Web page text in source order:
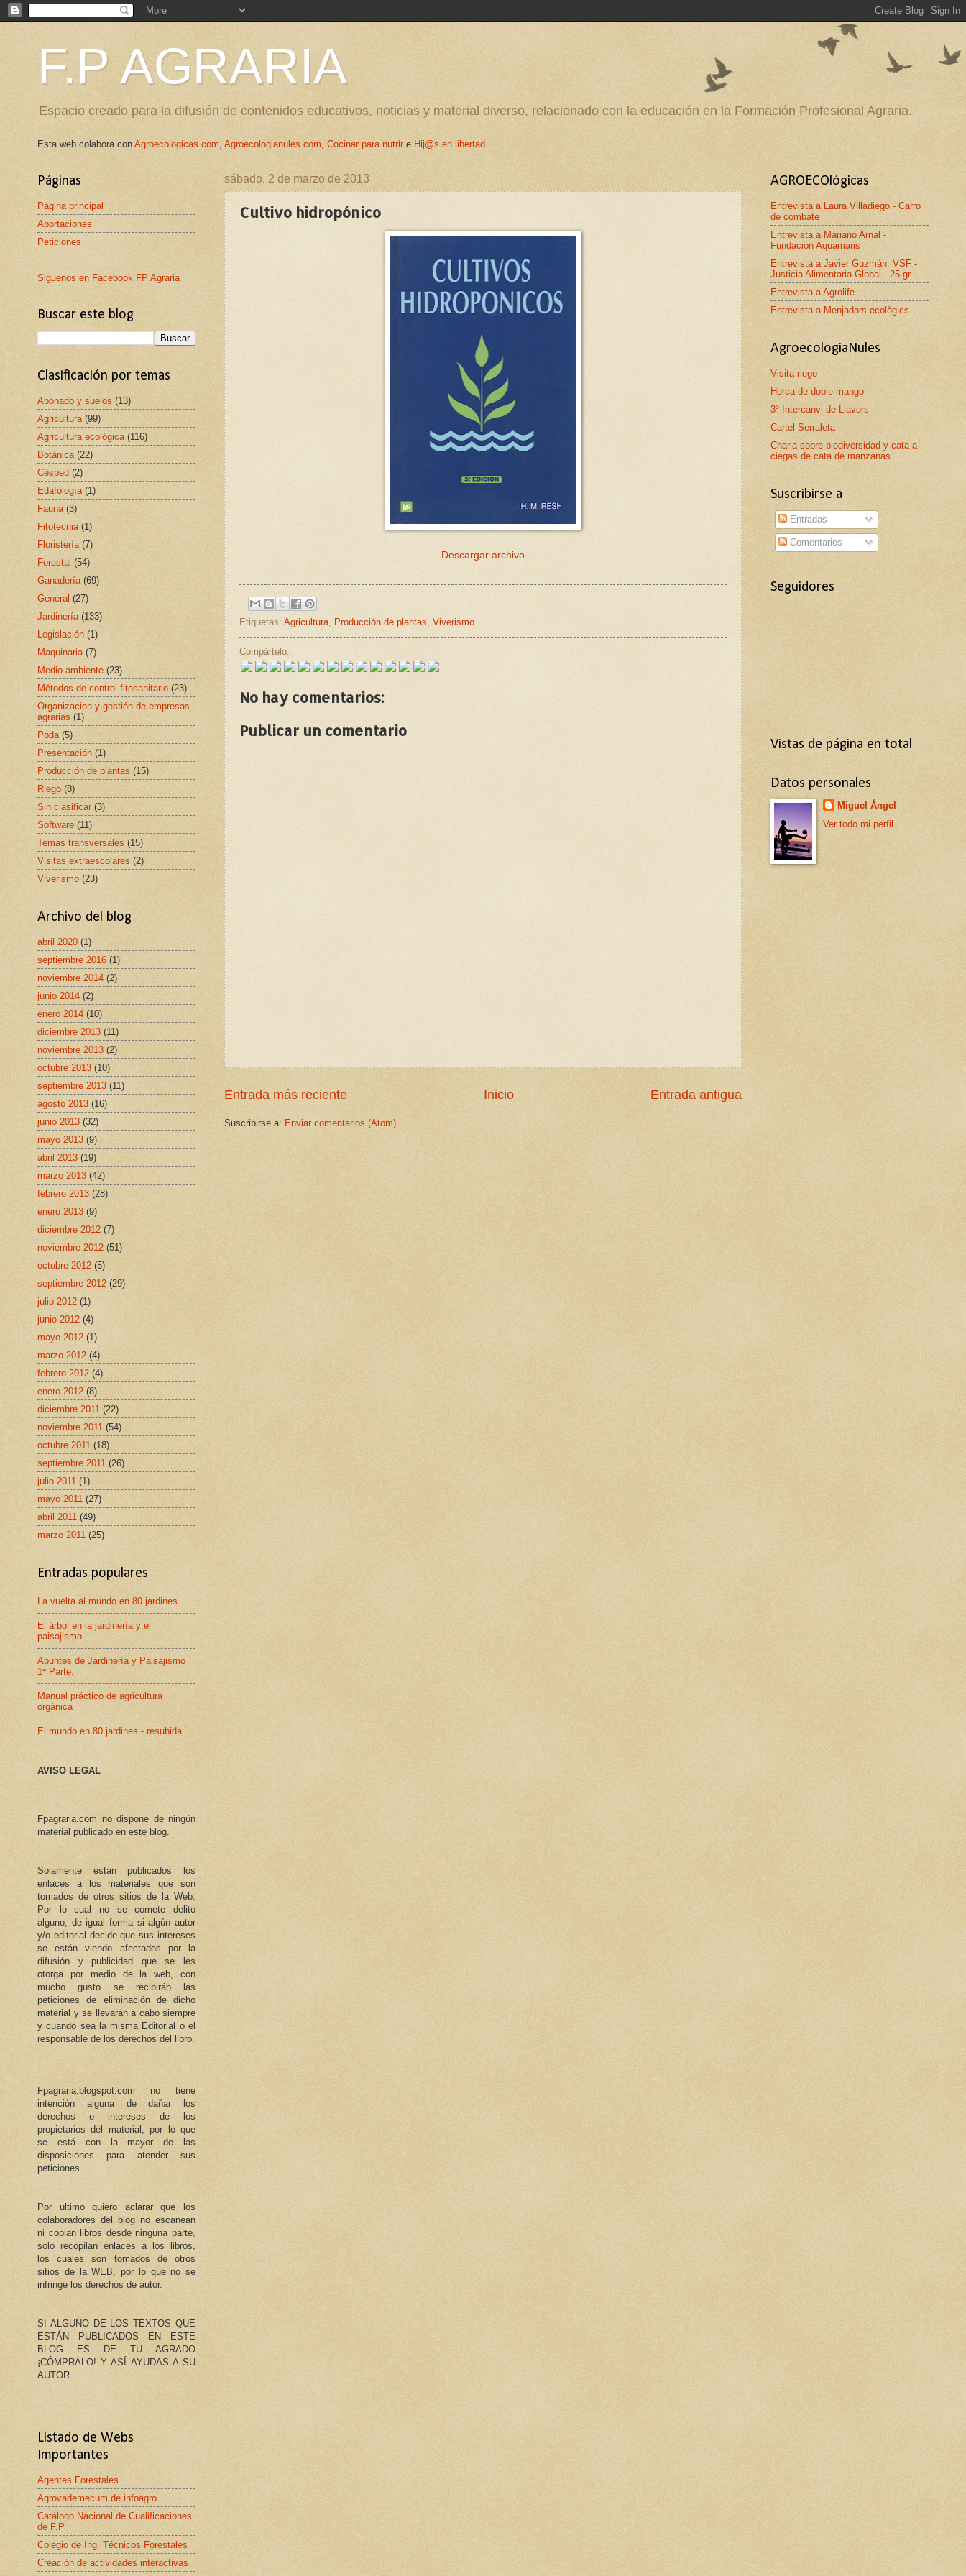
F.P AGRARIA
Espacio creado para la difusión de contenidos educativos, noticias y material diverso, relacionado con la educación en la Formación Profesional Agraria.
Esta web colabora con Agroecologicas.com, Agroecologianules.com, Cocinar para nutrir e Hij@s en libertad.
sábado, 2 de marzo de 2013
Cultivo hidropónico
Descargar archivo
Etiquetas: Agricultura, Producción de plantas, Viverismo
Compártelo:
No hay comentarios:
Publicar un comentario
Entrada más reciente Entrada antigua
Inicio
Suscribirse a: Enviar comentarios (Atom)
Páginas
Página principal
Aportaciones
Peticiones
Siguenos en Facebook FP Agraria
Buscar este blog
Clasificación por temas
Abonado y suelos (13)
Agricultura (99)
Agricultura ecológica (116)
Botánica (22)
Césped (2)
Edafología (1)
Fauna (3)
Fitotecnia (1)
Floristería (7)
Forestal (54)
Ganadería (69)
General (27)
Jardinería (133)
Legislación (1)
Maquinaria (7)
Medio ambiente (23)
Métodos de control fitosanitario (23)
Organizacion y gestión de empresas
agrarias (1)
Poda (5)
Presentación (1)
Producción de plantas (15)
Riego (8)
Sin clasificar (3)
Software (11)
Temas transversales (15)
Visitas extraescolares (2)
Viverismo (23)
Archivo del blog
abril 2020 (1)
septiembre 2016 (1)
noviembre 2014 (2)
junio 2014 (2)
enero 2014 (10)
diciembre 2013 (11)
noviembre 2013 (2)
octubre 2013 (10)
septiembre 2013 (11)
agosto 2013 (16)
junio 2013 (32)
mayo 2013 (9)
abril 2013 (19)
marzo 2013 (42)
febrero 2013 (28)
enero 2013 (9)
diciembre 2012 (7)
noviembre 2012 (51)
octubre 2012 (5)
septiembre 2012 (29)
julio 2012 (1)
junio 2012 (4)
mayo 2012 (1)
marzo 2012 (4)
febrero 2012 (4)
enero 2012 (8)
diciembre 2011 (22)
noviembre 2011 (54)
octubre 2011 (18)
septiembre 2011 (26)
julio 2011 (1)
mayo 2011 (27)
abril 2011 (49)
marzo 2011 (25)
Entradas populares
La vuelta al mundo en 80 jardines
El árbol en la jardinería y el
paisajismo
Apuntes de Jardinería y Paisajismo
1ª Parte.
Manual práctico de agricultura
orgánica
El mundo en 80 jardines - resubida.
AVISO LEGAL
Fpagraria.com no dispone de ningún
material publicado en este blog.
Solamente están publicados los
enlaces a los materiales que son
tomados de otros sitios de la Web.
Por lo cual no se comete delito
alguno, de igual forma si algún autor
y/o editorial decide que sus intereses
se están viendo afectados por la
difusión y publicidad que se les
otorga por medio de la web, con
mucho gusto se recibirán las
peticiones de eliminación de dicho
material y se llevarán a cabo siempre
y cuando sea la misma Editorial o el
responsable de los derechos del libro.
Fpagraria.blogspot.com no tiene
intención alguna de dañar los
derechos o intereses de los
propietarios del material, por lo que
se está con la mayor de las
disposiciones para atender sus
peticiones.
Por ultimo quiero aclarar que los
colaboradores del blog no escanean
ni copian libros desde ninguna parte,
solo recopilan enlaces a los libros,
los cuales son tomados de otros
sitios de la WEB, por lo que no se
infringe los derechos de autor.
SI ALGUNO DE LOS TEXTOS QUE
ESTÁN PUBLICADOS EN ESTE
BLOG ES DE TU AGRADO
¡CÓMPRALO! Y ASÍ AYUDAS A SU
AUTOR.
Listado de Webs
Importantes
Agentes Forestales
Agrovademecum de infoagro.
Catálogo Nacional de Cualificaciones
de F.P
Colegio de Ing. Técnicos Forestales
Creación de actividades interactivas
AGROECOlógicas
Entrevista a Laura Villadiego - Carro
de combate
Entrevista a Mariano Arnal -
Fundación Aquamaris
Entrevista a Javier Guzmán. VSF -
Justicia Alimentaria Global - 25 gr
Entrevista a Agrolife
Entrevista a Menjadors ecològics
AgroecologiaNules
Visita riego
Horca de doble mango
3º Intercanvi de Llavors
Cartel Serraleta
Charla sobre biodiversidad y cata a
ciegas de cata de manzanas
Suscribirse a
Entradas
Comentarios
Seguidores
Vistas de página en total
Datos personales
Miguel Ángel
Ver todo mi perfil